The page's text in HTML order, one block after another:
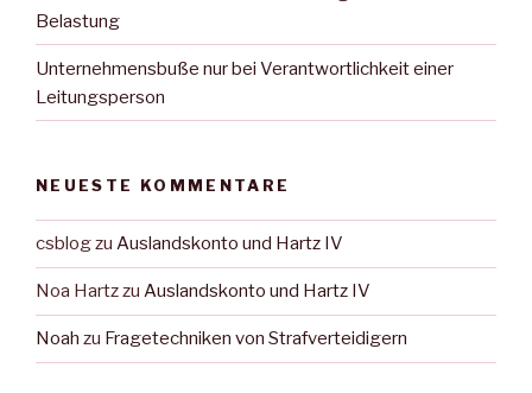
Belastung
Unternehmensbuße nur bei Verantwortlichkeit einer
Leitungsperson
NEUESTE KOMMENTARE
csblogzu Auslandskonto und Hartz IV
Noa Hartzzu Auslandskonto und Hartz IV
Noah zu Fragetechniken von Strafverteidigern